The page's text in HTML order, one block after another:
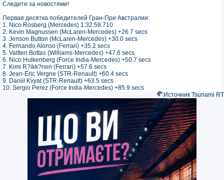
Следите за новостями!
Первая десятка победителей Гран-При Австралии:
1. Nico Rosberg (Mercedes) 1:32:58.710
2. Kevin Magnussen (McLaren-Mercedes) +26.7 secs
3. Jenson Button (McLaren-Mercedes) +30.0 secs
4. Fernando Alonso (Ferrari) +35.2 secs
5. Valtteri Bottas (Williams-Mercedes) +47.6 secs
6. Nico Hulkenberg (Force India-Mercedes) +50.7 secs
7. Kimi R?ikk?nen (Ferrari) +57.6 secs
8. Jean-Eric Vergne (STR-Renault) +60.4 secs
9. Daniil Kvyat (STR-Renault) +63.5 secs
10. Sergio Perez (Force India-Mercedes) +85.9 secs
Источник Tsunami RT